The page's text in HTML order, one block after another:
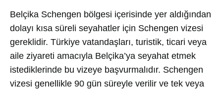
Belçika Schengen bölgesi içerisinde yer aldığından
dolayı kısa süreli seyahatler için Schengen vizesi
gereklidir. Türkiye vatandaşları, turistik, ticari veya
aile ziyareti amacıyla Belçika’ya seyahat etmek
istediklerinde bu vizeye başvurmalıdır. Schengen
vizesi genellikle 90 gün süreyle verilir ve tek veya